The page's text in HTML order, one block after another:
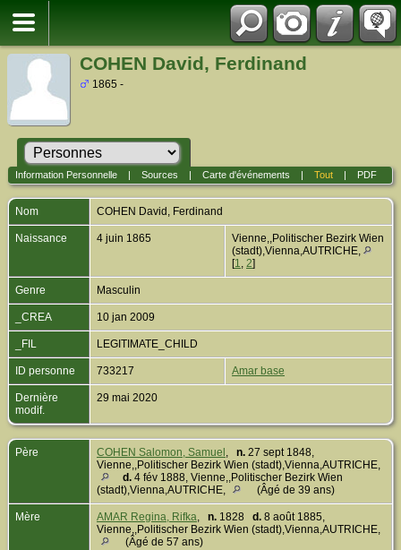
COHEN David, Ferdinand
1865 -
Information Personnelle| Sources Carte d'événements Tout| PDF
Nom COHEN David, Ferdinand
Naissance 4 juin 1865
Vienne,,Politischer Bezirk Wien
(stadt),Vienna,AUTRICHE,
[1, 2]
Genre Masculin
_CREA 10 jan 2009
_FIL LEGITIMATE_CHILD
ID personne 733217 Amar base
Dernière
modif.
29 mai 2020
Père COHEN Salomon, Samuel , n. 27 sept 1848,
Vienne,,Politischer Bezirk Wien (stadt),Vienna,AUTRICHE,
d. 4 fév 1888, Vienne,,Politischer Bezirk Wien
(stadt),Vienna,AUTRICHE,
(Âgé de 39 ans)
Mère AMAR Regina, Rifka, n. 1828 d. 8 août 1885,
Vienne,,Politischer Bezirk Wien (stadt),Vienna,AUTRICHE,
(Âgé de 57 ans)